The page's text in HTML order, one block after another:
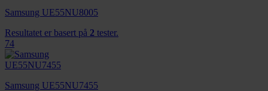
vårt, med partnerne våre innen sosiale medier,
annonsering og analysearbeid, som kan kombinere den
med annen informasjon du har gjort tilgjengelig for dem,
eller som de har samlet inn gjennom din bruk av
Samsung UE55NU8005
Resultatet er basert på 2 tester.
74
Samsung UE55NU7455